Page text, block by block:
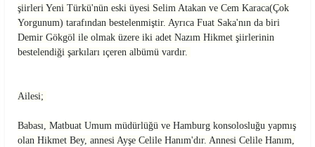
şiirleri Yeni Türkü'nün eski üyesi Selim Atakan ve Cem Karaca(Çok
Yorgunum) tarafından bestelenmiştir. Ayrıca Fuat Saka'nın da biri
Demir Gökgöl ile olmak üzere iki adet Nazım Hikmet şiirlerinin
bestelendiği şarkıları ıçeren albümü vardır.
Ailesi;
Babası, Matbuat Umum müdürlüğü ve Hamburg konsolosluğu yapmış
olan Hikmet Bey, annesi Ayşe Celile Hanım'dır. Annesi Celile Hanım,